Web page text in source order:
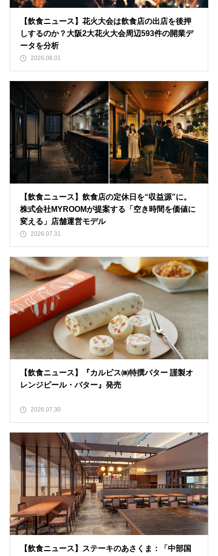
【飲食ニュース】花火大会は飲食店の出店を後押
しするのか？大阪2大花火大会周辺593件の開業デ
ータを分析
2026.08.01
【飲食ニュース】飲食店の定休日を“収益源”に。
株式会社MYROOMが提案する「空き時間を価値に
変える」店舗運営モデル
2026.07.31
【飲食ニュース】『カルピス㈱特撰バター 謹製オ
レンジピール・バター』発売
2026.07.30
【飲食ニュース】ステーキのあさくま：「中部国